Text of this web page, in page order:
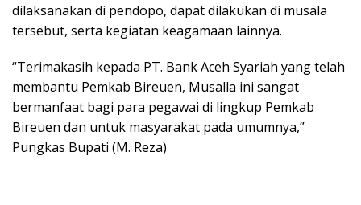
dilaksanakan di pendopo, dapat dilakukan di musala
tersebut, serta kegiatan keagamaan lainnya.
“Terimakasih kepada PT. Bank Aceh Syariah yang telah
membantu Pemkab Bireuen, Musalla ini sangat
bermanfaat bagi para pegawai di lingkup Pemkab
Bireuen dan untuk masyarakat pada umumnya,”
Pungkas Bupati (M. Reza)